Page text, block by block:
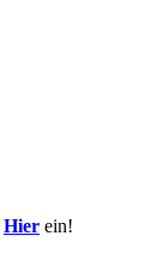
Hier ein!